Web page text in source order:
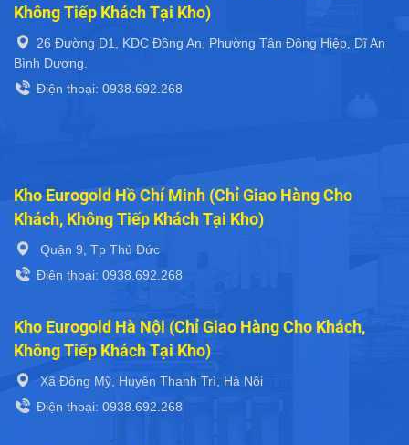
Không Tiếp Khách Tại Kho)
26 Đường D1, KDC Đông An, Phường Tân Đông Hiệp, Dĩ An
Bình Dương.
Điện thoại: 0938.692.268
Kho Eurogold Hồ Chí Minh (Chỉ Giao Hàng Cho
Khách, Không Tiếp Khách Tại Kho)
Quận 9, Tp Thủ Đức
Điện thoại: 0938.692.268
Kho Eurogold Hà Nội (Chỉ Giao Hàng Cho Khách,
Không Tiếp Khách Tại Kho)
Xã Đông Mỹ, Huyện Thanh Trì, Hà Nội
Điện thoại: 0938.692.268